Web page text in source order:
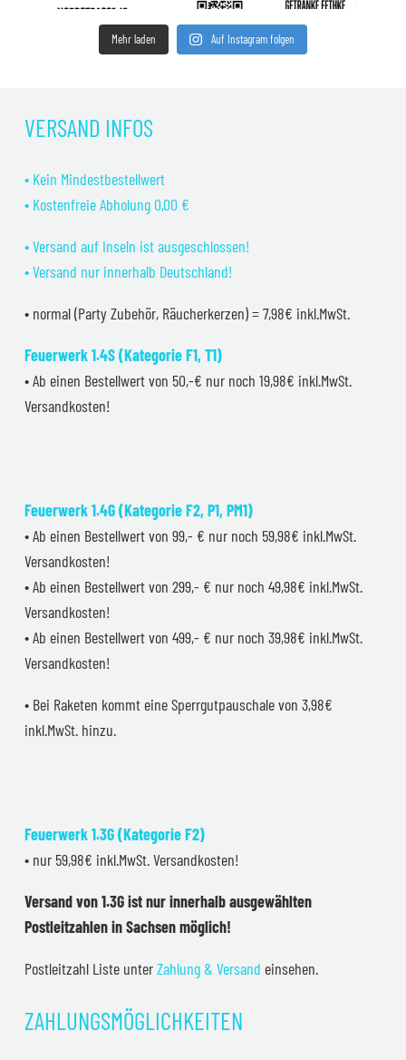
Mehr laden Auf Instagram folgen
VERSAND INFOS
• Kein Mindestbestellwert
• Kostenfreie Abholung 0,00 €
• Versand auf Inseln ist ausgeschlossen!
• Versand nur innerhalb Deutschland!
• normal (Party Zubehör, Räucherkerzen) = 7,98€ inkl.MwSt.
Feuerwerk 1.4S (Kategorie F1, T1)
• Ab einen Bestellwert von 50,-€ nur noch 19,98€ inkl.MwSt.
Versandkosten!
Feuerwerk 1.4G (Kategorie F2, P1, PM1)
• Ab einen Bestellwert von 99,- € nur noch 59,98€ inkl.MwSt.
Versandkosten!
• Ab einen Bestellwert von 299,- € nur noch 49,98€ inkl.MwSt.
Versandkosten!
• Ab einen Bestellwert von 499,- € nur noch 39,98€ inkl.MwSt.
Versandkosten!
• Bei Raketen kommt eine Sperrgutpauschale von 3,98€
inkl.MwSt. hinzu.
Feuerwerk 1.3G (Kategorie F2)
• nur 59,98€ inkl.MwSt. Versandkosten!
Versand von 1.3G ist nur innerhalb ausgewählten
Postleitzahlen in Sachsen möglich!
Postleitzahl Liste unterZahlung & Versand einsehen.
ZAHLUNGSMÖGLICHKEITEN